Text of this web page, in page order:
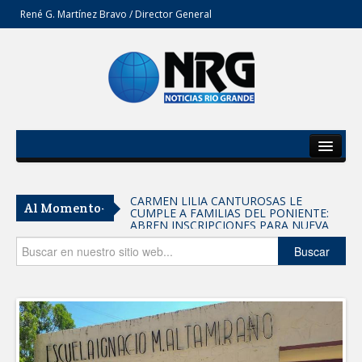
René G. Martínez Bravo / Director General
Del Estado
Secciones
Opinión
Al Momento- CARMEN LILIA CANTUROSAS LE
CUMPLE A FAMILIAS DEL PONIENTE:
ABREN INSCRIPCIONES PARA NUEVA
PRIMARIA EN EL PROGRESO
Entrega SEBIEN paquetes alimentarios
en Tampico
FORTALECE IMJUVE SALUD MENTAL DE
JÓVENES CON TERAPIAS PSICOLÓGICAS
GRATUITAS
Llama Carlos Peña Ortiz a realizar
investigación en tema de la refinería
Buscar